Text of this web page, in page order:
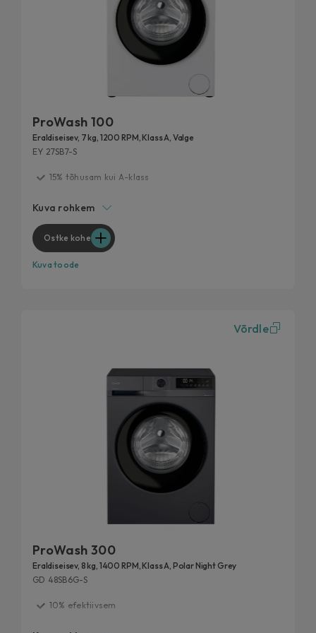
ProWash 100
Eraldiseisev, 7 kg, 1200 RPM, Klass A, Valge
EY 27SB7-S
15% tõhusam kui A-klass
Eemalda 99% igapäevastest plekkidest
Maksimaalne jõudlus, minimaalne müra
Kuva rohkem
Ostke kohe
Kuva toode
Võrdle
ProWash 300
Eraldiseisev, 8 kg, 1400 RPM, Klass A, Polar Night Grey
GD 48SB6G-S
10% efektiivsem